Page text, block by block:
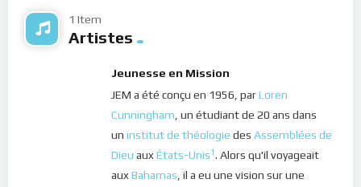
Bonne méditation.
cliquer ici : [newsletter_button id=2 label=”S’abonner”
Si vous voulez vous inscrire sur le site (afin d’être en mesure
de poster des commentaires) et pour les publications,
1 Item
Artistes
Jeunesse en Mission
JEM a été conçu en 1956, parLoren
Cunningham , un étudiant de 20 ans dans
un institut de théologie des Assemblées de
Dieu auxÉtats-Unis1. Alors qu'il voyageait
auxBahamas , il a eu une vision sur une